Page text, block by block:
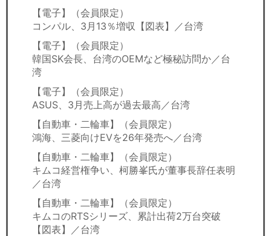
【電子】（会員限定）
コンパル、3月13％増収【図表】／台湾
【電子】（会員限定）
韓国SK会長、台湾のOEMなど極秘訪問か／台
湾
【電子】（会員限定）
ASUS、3月売上高が過去最高／台湾
【自動車・二輪車】（会員限定）
鴻海、三菱向けEVを26年発売へ／台湾
【自動車・二輪車】（会員限定）
キムコ経営権争い、柯勝峯氏が董事長辞任表明
／台湾
【自動車・二輪車】（会員限定）
キムコのRTSシリーズ、累計出荷2万台突破
【図表】／台湾